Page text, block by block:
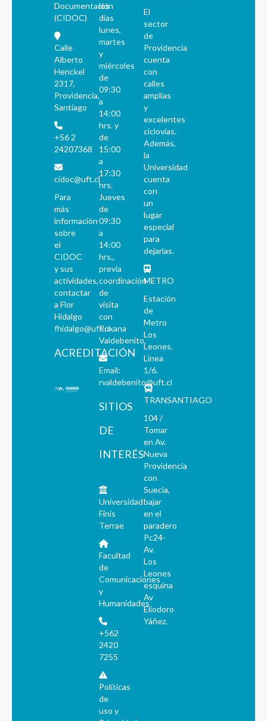
Documentación
(CIDOC)
Calle
Alberto
Henckel
2317,
Providencia,
Santiago
+56 2
24207368
cidoc@uft.cl
Para
más
información
sobre
el
CIDOC
y sus
actividades,
contactar
a Flor
Hidalgo
fhidalgo@uft.cl
ACREDITACIÓN
los
días
lunes,
martes
y
miércoles
de
09:30
a
14:00
hrs. y
de
15:00
a
17:30
hrs.
Jueves
de
09:30
a
14:00
hrs.,
previa
coordinación
de
visita
con
Roxana
Valdebenito.
Email:
rvaldebenito@uft.cl
SITIOS
DE
INTERÉS
Universidad
Finis
Terrae
Facultad
de
Comunicaciones
y
Humanidades
+562
2420
7255
Políticas
de
uso y
El
sector
de
Providencia
cuenta
con
calles
amplias
y
excelentes
ciclovías.
Además,
la
Universidad
cuenta
con
un
lugar
especial
para
dejarlas.
METRO
Estación
de
Metro
Los
Leones.
Línea
1/6.
TRANSANTIAGO
104 /
Tomar
en Av.
Nueva
Providencia
con
Suecia,
bajar
en el
paradero
Pc24-
Av.
Los
Leones
esquina
Av
Eliodoro
Yáñez.